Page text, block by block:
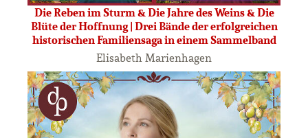
Die Reben im Sturm & Die Jahre des Weins & Die
Blüte der Hoffnung | Drei Bände der erfolgreichen
historischen Familiensaga in einem Sammelband
Elisabeth Marienhagen